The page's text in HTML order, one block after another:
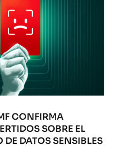
CONFIRMA
SOBRE EL
DE DATOS SENSIBLES